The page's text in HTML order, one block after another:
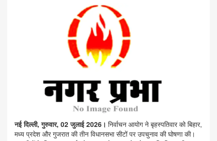
नई दिल्ली, गुरुवार, 02 जुलाई 2026। निर्वाचन आयोग ने बृहस्पतिवार को बिहार,
मध्य प्रदेश और गुजरात की तीन विधानसभा सीटों पर उपचुनाव की घोषणा की।